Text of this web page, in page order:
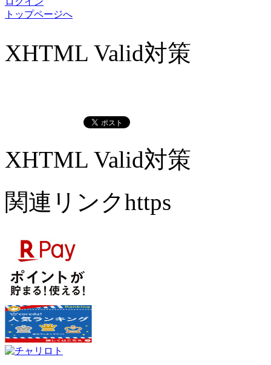
トップページへ
XHTML Valid対策
XHTML Valid対策
関連リンクhttps